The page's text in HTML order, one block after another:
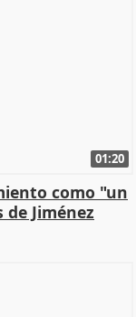
01:20
como "un
Jiménez